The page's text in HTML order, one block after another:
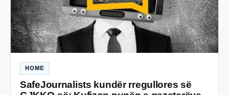
HOME
SafeJournalists kundër rregullores së